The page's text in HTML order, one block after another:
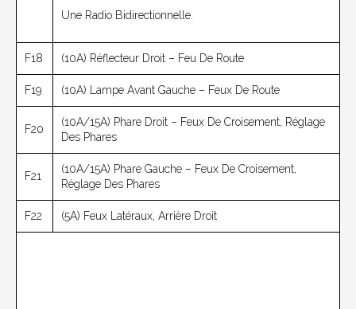
Une Radio Bidirectionnelle.
F18 (10A) Réflecteur Droit – Feu De Route
F19 (10A) Lampe Avant Gauche – Feux De Route
F20
(10A/15A) Phare Droit – Feux De Croisement, Réglage
Des Phares
F21
(10A/15A) Phare Gauche – Feux De Croisement,
Réglage Des Phares
F22 (5A) Feux Latéraux, Arrière Droit